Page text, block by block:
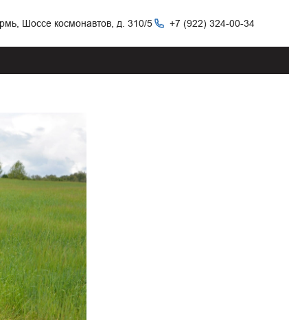
Шоссе космонавтов, д. 310/5 +7 (922) 324-00-34